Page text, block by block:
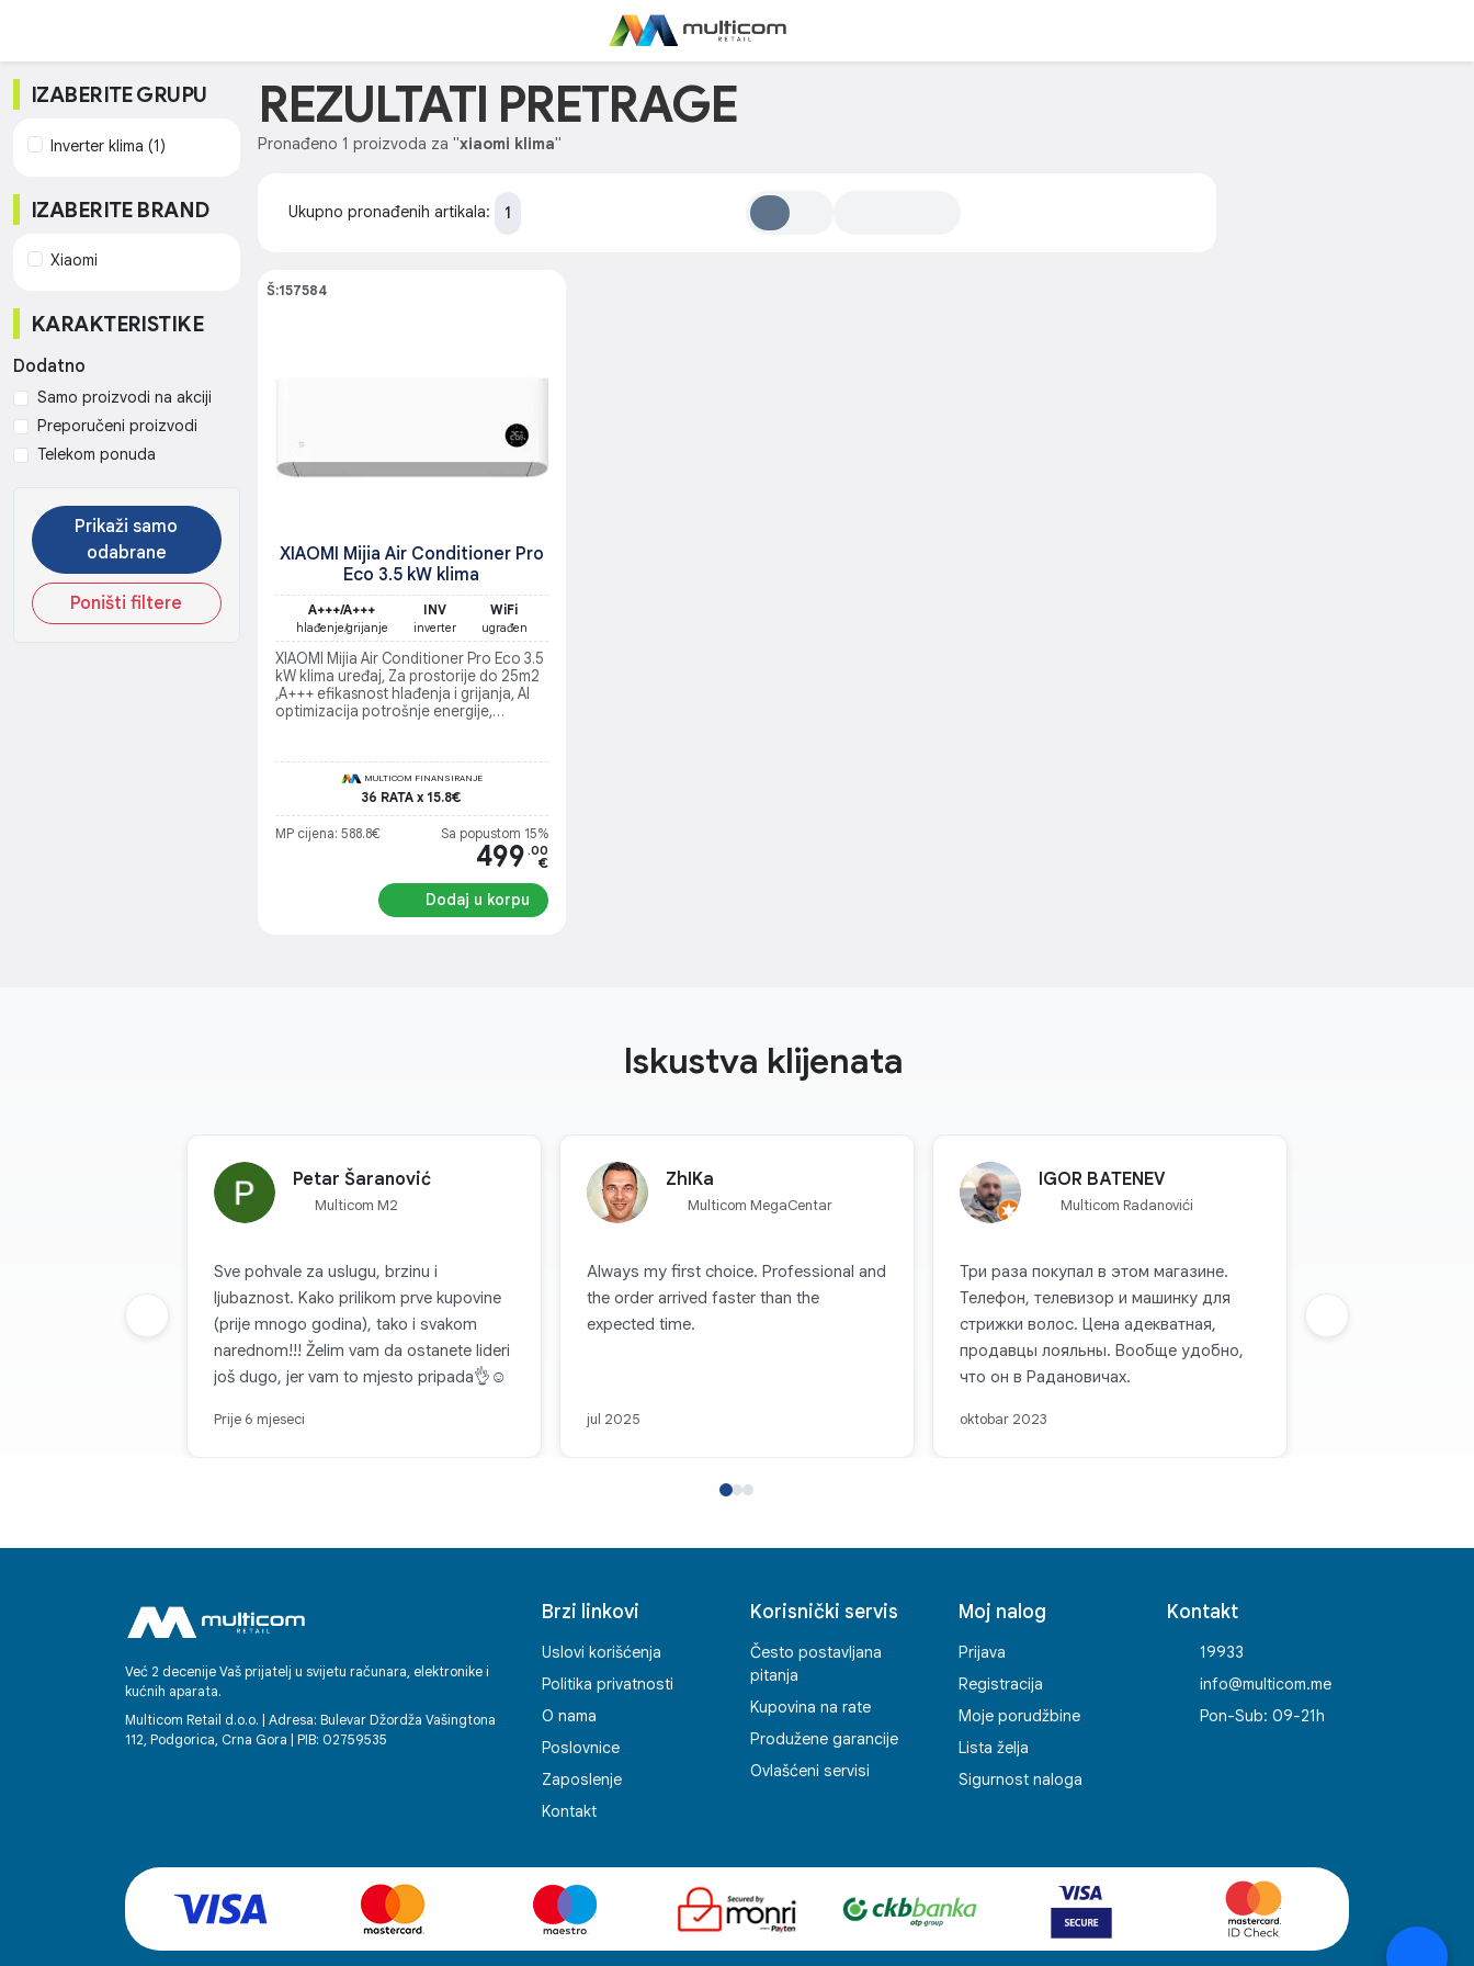
IZABERITE GRUPU
Inverter klima (1)
IZABERITE BRAND
Xiaomi
KARAKTERISTIKE
Dodatno
Samo proizvodi na akciji
Preporučeni proizvodi
Telekom ponuda
Prikaži samo
odabrane
Poništi filtere
REZULTATI PRETRAGE
Pronađeno 1 proizvoda za "xiaomi klima"
Ukupno pronađenih artikala: 1
Š:157584
XIAOMI Mijia Air Conditioner Pro
Eco 3.5 kW klima
A+++/A+++
hlađenje/grijanje
INV
inverter
WiFi
ugrađen
XIAOMI Mijia Air Conditioner Pro Eco 3.5
kW klima uređaj, Za prostorije do 25m2
,A+++ efikasnost hlađenja i grijanja, AI
optimizacija potrošnje energije,
visokim temperaturama
MULTICOM FINANSIRANJE
36 RATA x 15.8€
MP cijena: 588.8€ Sa popustom 15%
499 .00
€
Dodaj u korpu
Iskustva klijenata
Petar Šaranović
Multicom M2
Sve pohvale za uslugu, brzinu i
ljubaznost. Kako prilikom prve kupovine
(prije mnogo godina), tako i svakom
narednom!!! Želim vam da ostanete lideri
još dugo, jer vam to mjesto pripada👌☺️
Prije 6 mjeseci
ZhIKa
Multicom MegaCentar
Always my first choice. Professional and
the order arrived faster than the
expected time.
jul 2025
IGOR BATENEV
Multicom Radanovići
Три раза покупал в этом магазине.
Телефон, телевизор и машинку для
стрижки волос. Цена адекватная,
продавцы лояльны. Вообще удобно,
что он в Радановичах.
oktobar 2023
Prethodna grupa
Već 2 decenije Vaš prijatelj u svijetu računara, elektronike i
kućnih aparata.
Multicom Retail d.o.o. | Adresa: Bulevar Džordža Vašingtona
112, Podgorica, Crna Gora | PIB: 02759535
Brzi linkovi
Uslovi korišćenja
Politika privatnosti
O nama
Poslovnice
Zaposlenje
Kontakt
Korisnički servis
Često postavljana
pitanja
Kupovina na rate
Produžene garancije
Ovlašćeni servisi
Moj nalog
Prijava
Registracija
Moje porudžbine
Lista želja
Sigurnost naloga
Kontakt
19933
info@multicom.me
Pon-Sub: 09-21h